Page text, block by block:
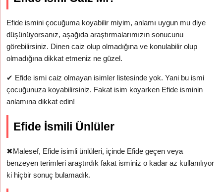
Efide ismini çocuğuma koyabilir miyim, anlamı uygun mu diye
düşünüyorsanız, aşağıda araştırmalarımızın sonucunu
görebilirsiniz. Dinen caiz olup olmadığına ve konulabilir olup
olmadığına dikkat etmeniz ne güzel.
✔ Efide ismi caiz olmayan isimler listesinde yok. Yani bu ismi
çocuğunuza koyabilirsiniz. Fakat isim koyarken Efide isminin
anlamına dikkat edin!
Efide İsmili Ünlüler
✖Malesef, Efide isimli ünlüleri, içinde Efide geçen veya
benzeyen terimleri araştırdık fakat isminiz o kadar az kullanılıyor
ki hiçbir sonuç bulamadık.